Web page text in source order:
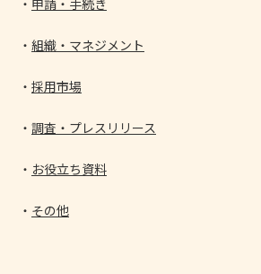
組織・マネジメント
採用市場
調査・プレスリリース
お役立ち資料
その他